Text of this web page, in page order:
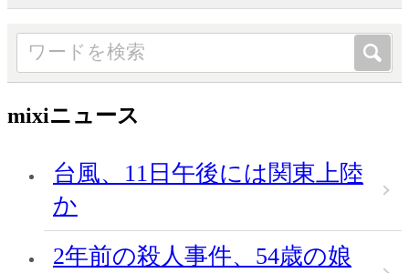
mixiニュース
台風、11日午後には関東上陸
か
2年前の殺人事件、54歳の娘